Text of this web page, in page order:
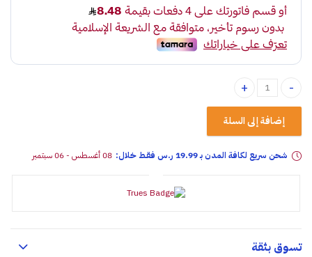
طقم تلميع اسفنج مع مقبض quantity
إضافة إلى السلة
شحن سريع لكافة المدن بـ 19.99 ر.س فقـط خلال: 08 أغسطس - 06 سبتمبر
تسوق بثقة